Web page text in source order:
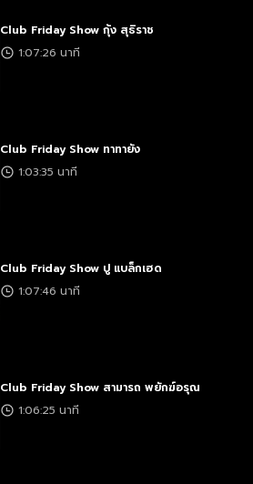
Club Friday Show กุ้ง สุธิราช
1:07:26 นาที
Club Friday Show ทาทายัง
1:03:35 นาที
Club Friday Show ปู แบล็กเฮด
1:07:46 นาที
Club Friday Show สามารถ พยักฆ์อรุณ
1:06:25 นาที